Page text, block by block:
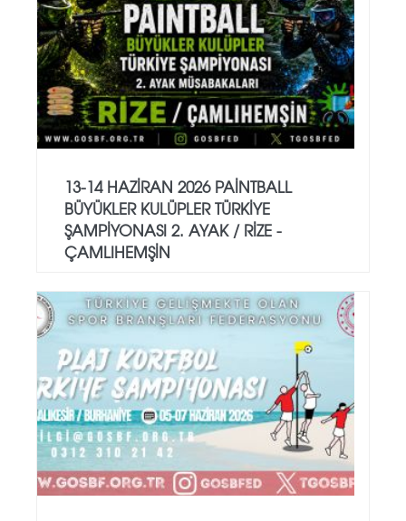
13-14 HAZİRAN 2026 PAİNTBALL
BÜYÜKLER KULÜPLER TÜRKİYE
ŞAMPİYONASI 2. AYAK / RİZE -
ÇAMLIHEMŞİN